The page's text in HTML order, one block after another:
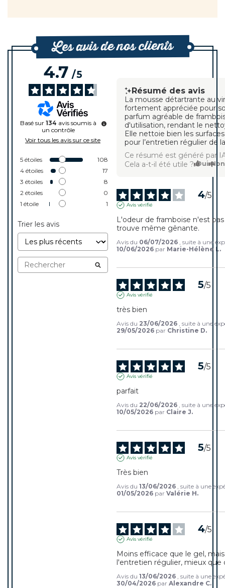
Les avis de nos clients
4.7/5
Basé sur 134 avis soumis à
un contrôle
Voir tous les avis sur ce site
5 étoiles
108
4 étoiles
17
3 étoiles
8
2 étoiles
0
1 étoile 1
Trier les avis
Résumé des avis
La mousse détartrante au
fortement appréciée pour
parfum agréable de
d'utilisation, rendant le
Elle nettoie bien les
pour l’entretien régulier de
Ce résumé est généré par
Cela a-t-il été utile ? Oui Non
4/5
Avis vérifié
L'odeur de framboise n'est
trouve même gênante.
Avis du 06/07/2026 , suite à une
10/06/2026 par Marie-Hélène L.
5/5
Avis vérifié
très bien
Avis du 23/06/2026 , suite à une
29/05/2026 par Christine D.
5/5
Avis vérifié
parfait
Avis du 22/06/2026 , suite à une
10/05/2026 par Claire J.
5/5
Avis vérifié
Très bien
Avis du13/06/2026 , suite à une
01/05/2026 parValérie H.
4/5
Avis vérifié
Moins efficace que le gel,
l'entretien régulier, mieux que
Avis du13/06/2026 , suite à une
30/04/2026 parAlexandre C.